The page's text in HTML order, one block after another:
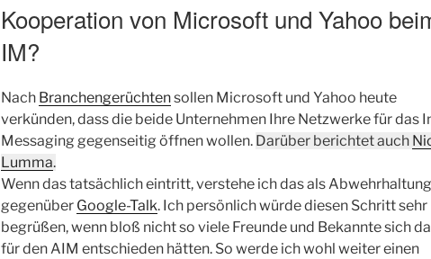
Kooperation von Microsoft und Yahoo
IM?
Nach Branchengerüchtensollen Microsoft und Yahoo heute
verkünden, dass die beide Unternehmen Ihre Netzwerke für das
Messaging gegenseitig öffnen wollen. Darüber berichtet auch
Lumma.
Wenn das tatsächlich eintritt, verstehe ich das als Abwehrhaltung
gegenüber Google-Talk. Ich persönlich würde diesen Schritt sehr
begrüßen, wenn bloß nicht so viele Freunde und Bekannte sich
für den AIM entschieden hätten. So werde ich wohl weiter einen